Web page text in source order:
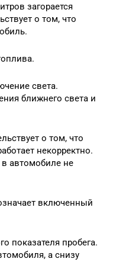
загорается
о том, что
света.
ближнего света и
о том, что
некорректно.
в автомобиле не
включенный
показателя пробега.
а снизу